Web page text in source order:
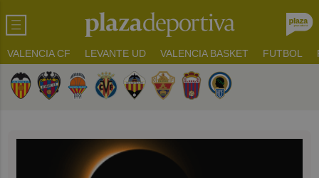
VALENCIA CF LEVANTE UD VALENCIA BASKET FUTBOL